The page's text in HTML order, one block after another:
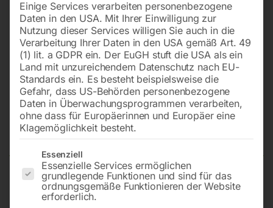
Schweißermütze blau WELDAS
KopfØ 61cm, aus feuerfestem Gewebe
Einige Services verarbeiten personenbezogene
Daten in den USA. Mit Ihrer Einwilligung zur
Nutzung dieser Services willigen Sie auch in die
Verarbeitung Ihrer Daten in den USA gemäß Art. 49
(1) lit. a GDPR ein. Der EuGH stuft die USA als ein
Land mit unzureichendem Datenschutz nach EU-
Standards ein. Es besteht beispielsweise die
Gefahr, dass US-Behörden personenbezogene
Daten in Überwachungsprogrammen verarbeiten,
ohne dass für Europäerinnen und Europäer eine
Klagemöglichkeit besteht.
Es folgt eine Liste der Service-Gruppen, für die eine
Essenziell
Essenzielle Services ermöglichen
grundlegende Funktionen und sind für das
ordnungsgemäße Funktionieren der Website
erforderlich.